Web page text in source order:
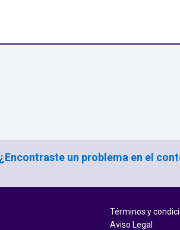
¿Encontraste un problema en el
Términos y
Aviso Legal